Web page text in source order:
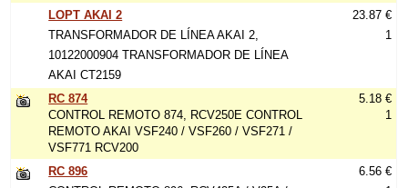
LOPT AKAI 2
TRANSFORMADOR DE LÍNEA AKAI 2,
10122000904 TRANSFORMADOR DE LÍNEA
AKAI CT2159
23.87 €
1
RC 874
CONTROL REMOTO 874, RCV250E CONTROL
REMOTO AKAI VSF240 / VSF260 / VSF271 /
VSF771 RCV200
5.18 €
1
RC 896
6.56 €